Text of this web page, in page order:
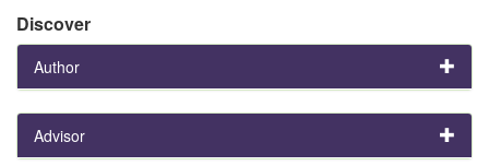
Discover
Author
Advisor